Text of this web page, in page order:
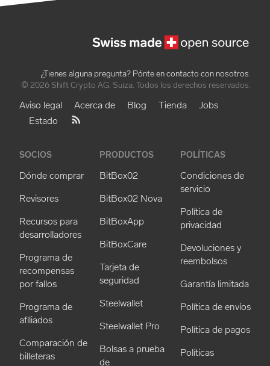
¿Tienes alguna pregunta? Pónte en contacto con nosotros.
© 2026 Shift Crypto AG, Suiza. Todos los derechos reservados.
Aviso legal Acerca de Blog Tienda
Jobs
Estado
SOCIOS
Dónde comprar
Revisores
Recursos para
desarrolladores
Programa de
recompensas
por fallos
Programa de
afiliados
Comparación de
billeteras
PRODUCTOS
BitBox02
BitBox02 Nova
BitBoxApp
BitBoxCare
Tarjeta de
seguridad
Steelwallet
Steelwallet Pro
Bolsas a prueba
de
POLÍTICAS
Condiciones de
servicio
Política de
privacidad
Devoluciones y
reembolsos
Garantía limitada
Política de envíos
Política de pagos
Políticas